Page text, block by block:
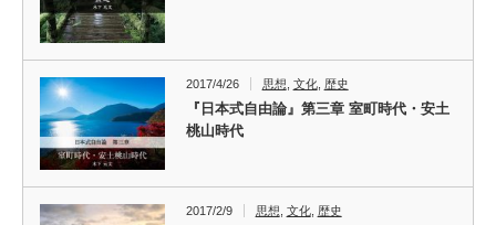
2017/4/26 思想 文化, 歴史
『日本式自由論』第三章 室町時代・安土
桃山時代
2017/2/9 思想 文化, 歴史